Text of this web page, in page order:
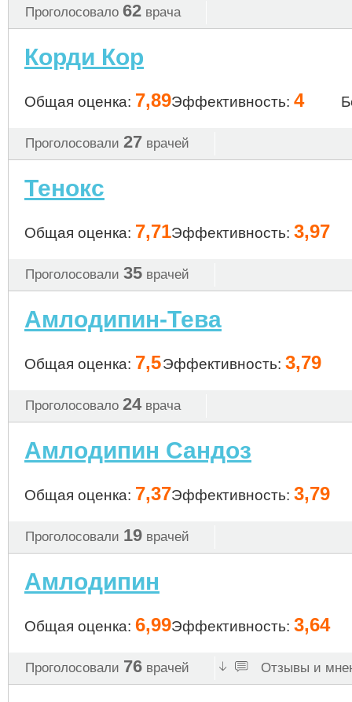
Проголосовало 62 врача
Корди Кор
Общая оценка: 7,89Эффективность: 4
Проголосовали 27 врачей
Тенокс
Общая оценка: 7,71Эффективность: 3,97
Проголосовали 35 врачей
Амлодипин-Тева
Общая оценка: 7,5Эффективность: 3,79
Проголосовало 24 врача
Амлодипин Сандоз
Общая оценка: 7,37Эффективность: 3,79
Проголосовали 19 врачей
Амлодипин
Общая оценка: 6,99Эффективность: 3,64
Проголосовали 76 врачей Отзывы и